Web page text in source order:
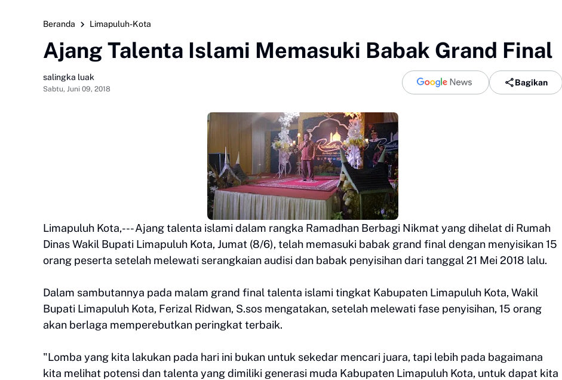
Beranda Limapuluh-Kota
Ajang Talenta Islami Memasuki Babak Grand Final
salingka luak
Sabtu, Juni 09, 2018
Bagikan
Limapuluh Kota,--- Ajang talenta islami dalam rangka Ramadhan Berbagi Nikmat yang dihelat di Rumah
Dinas Wakil Bupati Limapuluh Kota, Jumat (8/6), telah memasuki babak grand final dengan menyisikan 15
orang peserta setelah melewati serangkaian audisi dan babak penyisihan dari tanggal 21 Mei 2018 lalu.
Dalam sambutannya pada malam grand final talenta islami tingkat Kabupaten Limapuluh Kota, Wakil
Bupati Limapuluh Kota, Ferizal Ridwan, S.sos mengatakan, setelah melewati fase penyisihan, 15 orang
akan berlaga memperebutkan peringkat terbaik.
"Lomba yang kita lakukan pada hari ini bukan untuk sekedar mencari juara, tapi lebih pada bagaimana
kita melihat potensi dan talenta yang dimiliki generasi muda Kabupaten Limapuluh Kota, untuk dapat kita